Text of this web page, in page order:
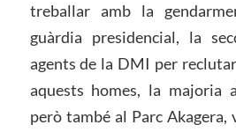
treballar amb la
guàrdia presidencial, la
agents de la DMI per
aquests homes, la majoria
però també al Parc Akagera,